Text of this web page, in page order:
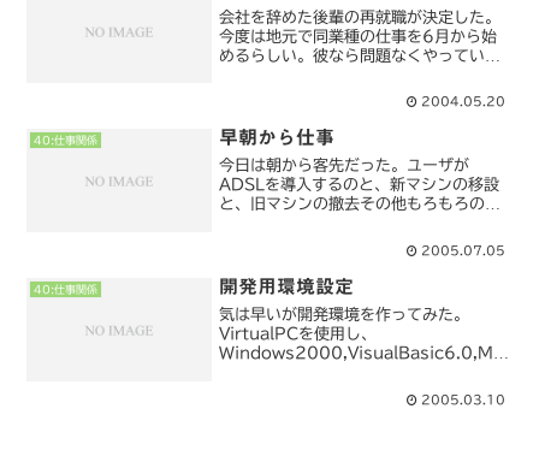
会社を辞めた後輩の再就職が決定した。
今度は地元で同業種の仕事を6月から始
めるらしい。彼なら問題なくやっていけ
ばの話しだが）人の事もさることながら
2004.05.20
40:仕事関係 早朝から仕事
今日は朝から客先だった。ユーザが
ADSLを導入するのと、新マシンの移設
と、旧マシンの撤去その他もろもろの作
りになるので、最寄り駅の近くの駐車場
んの、3～4Kmだけど歩く...
2005.07.05
40:仕事関係 開発用環境設定
気は早いが開発環境を作ってみた。
VirtualPCを使用し、
Windows2000,VisualBasic6.0,MS-
ル。お客さんから借りたバックアップデ
ータをリカバリし、奉行の動作まで確認
2005.03.10